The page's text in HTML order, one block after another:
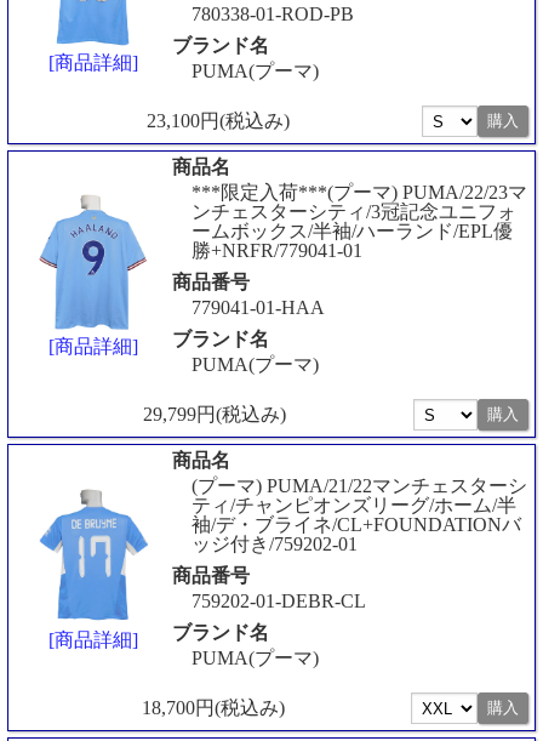
[商品詳細]
780338-01-ROD-PB
ブランド名
PUMA(プーマ)
23,100円(税込み)
[商品詳細]
商品名
***限定入荷***(プーマ) PUMA/22/23マ
ンチェスターシティ/3冠記念ユニフォ
ームボックス/半袖/ハーランド/EPL優
勝+NRFR/779041-01
商品番号
779041-01-HAA
ブランド名
PUMA(プーマ)
29,799円(税込み)
[商品詳細]
商品名
(プーマ) PUMA/21/22マンチェスターシ
ティ/チャンピオンズリーグ/ホーム/半
袖/デ・ブライネ/CL+FOUNDATIONバ
ッジ付き/759202-01
商品番号
759202-01-DEBR-CL
ブランド名
PUMA(プーマ)
18,700円(税込み)